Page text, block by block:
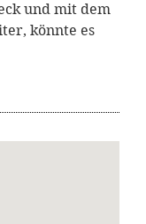
und mit dem
könnte es